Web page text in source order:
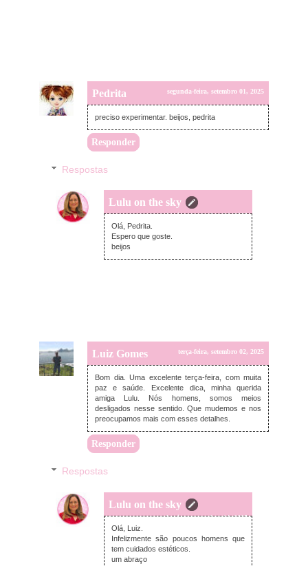
Pedrita segunda-feira, setembro 01, 2025
preciso experimentar. beijos, pedrita
Responder
Respostas
Lulu on the sky
domingo, setembro 14, 2025
Olá, Pedrita.
Espero que goste.
beijos
Luiz Gomes terça-feira, setembro 02, 2025
Bom dia. Uma excelente terça-feira, com muita
paz e saúde. Excelente dica, minha querida
amiga Lulu. Nós homens, somos meios
desligados nesse sentido. Que mudemos e nos
preocupamos mais com esses detalhes.
Responder
Respostas
Lulu on the sky
domingo, setembro 14, 2025
Olá, Luiz.
Infelizmente são poucos homens que
tem cuidados estéticos.
um abraço